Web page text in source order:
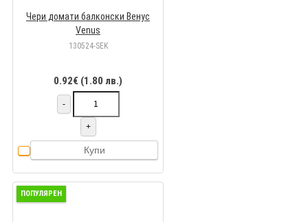
Чери домати балконски Венус
Venus
130524-SEK
0.92€ (1.80 лв.)
-
+
Купи
ПОПУЛЯРЕН